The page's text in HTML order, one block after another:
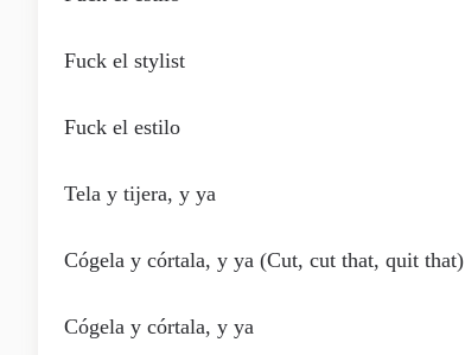
Fuck el stylist
Fuck el estilo
Tela y tijera, y ya
Cógela y córtala, y ya (Cut, cut that, quit that)
Cógela y córtala, y ya